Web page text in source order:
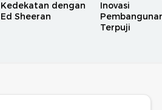
Kedekatan dengan
Ed Sheeran
Inovasi
Terpuji